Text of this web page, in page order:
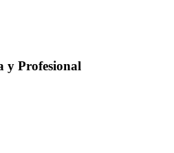
y Profesional